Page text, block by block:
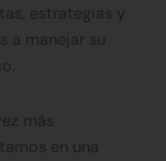
estrategias y
a manejar su
más
en una